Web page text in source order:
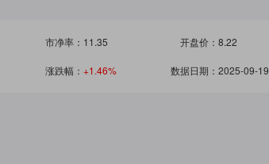
市净率： 11.35 开盘价： 8.22
涨跌幅： +1.46% 数据日期： 2025-09-19